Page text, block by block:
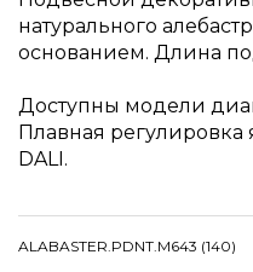
натурального
основанием. Длина
Доступны модели
Плавная регулировка
DALI.
ALABASTER.​​​​PDNT.​​​​M643 (140)